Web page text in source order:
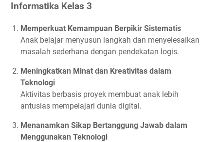
Informatika Kelas 3
Memperkuat Kemampuan Berpikir Sistematis
Anak belajar menyusun langkah dan menyelesaikan
masalah sederhana dengan pendekatan logis.
Meningkatkan Minat dan Kreativitas dalam
Teknologi
Aktivitas berbasis proyek membuat anak lebih
antusias mempelajari dunia digital.
Menanamkan Sikap Bertanggung Jawab dalam
Menggunakan Teknologi